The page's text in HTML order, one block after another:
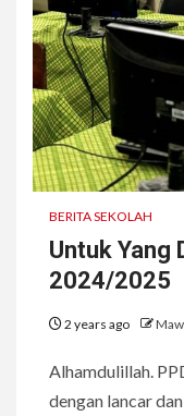
BERITA SEKOLAH
Untuk Yang
2024/2025
2 years ago
Alhamdulillah.
dengan lancar